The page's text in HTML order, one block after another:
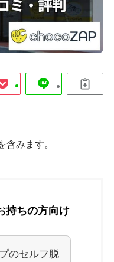
みます。
持ちの方向け
のセルフ脱